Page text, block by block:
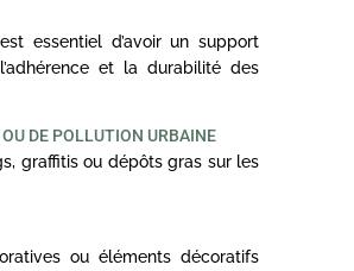
essentiel d’avoir un support
et la durabilité des
DE POLLUTION URBAINE
graffitis ou dépôts gras sur les
ou éléments décoratifs